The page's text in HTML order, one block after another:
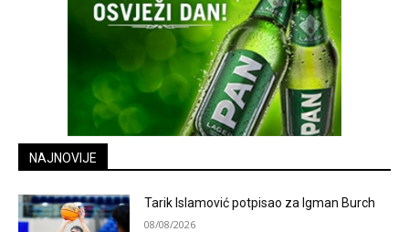
NAJNOVIJE
Tarik Islamović potpisao za Igman Burch
08/08/2026